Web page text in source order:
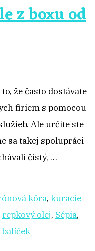
z boxu od
že často dostávate
firiem s pomocou
Ale určite ste
sa takej spolupráci
čistý, …
kôra, kuracie
repkový olej, Sépia,